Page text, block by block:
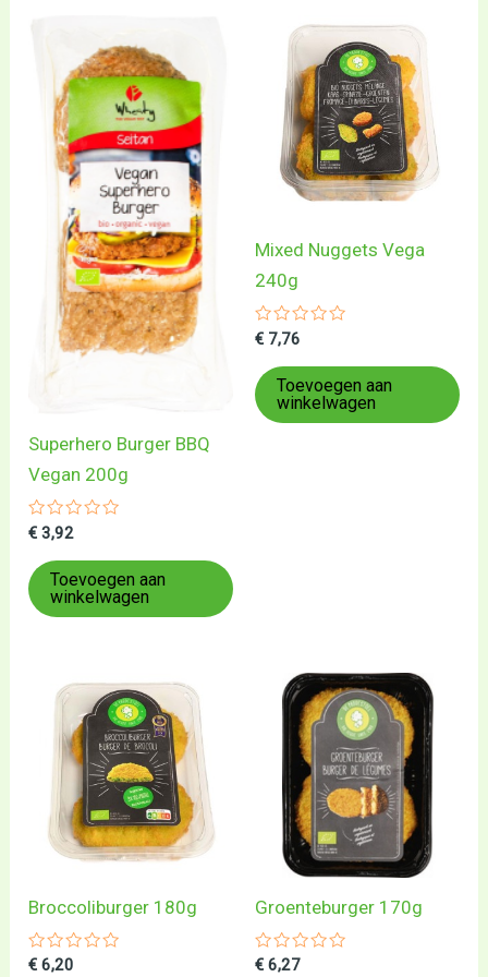
Superhero Burger BBQ
Vegan 200g
Gewaardeerd
uit
5
€ 3,92
Toevoegen aan
winkelwagen
Mixed Nuggets Vega
240g
Gewaardeerd
uit
5
€ 7,76
Toevoegen aan
winkelwagen
Broccoliburger 180g
Gewaardeerd
€ 6,20
Groenteburger 170g
Gewaardeerd
€ 6,27